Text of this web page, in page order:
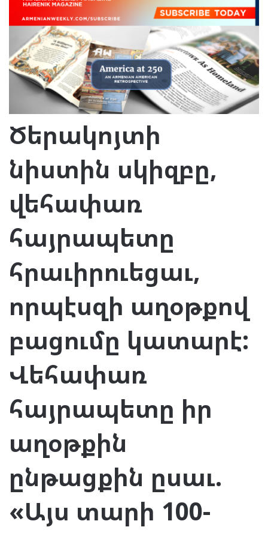
Ծերակոյտի
նիստին սկիզբը,
վեհափառ
հայրապետը
հրաւիրուեցաւ,
որպէսզի աղօթքով
բացումը կատարէ:
Վեհափառ
հայրապետը իր
աղօթքին
ընթացքին ըսաւ.
«Այս տարի 100-